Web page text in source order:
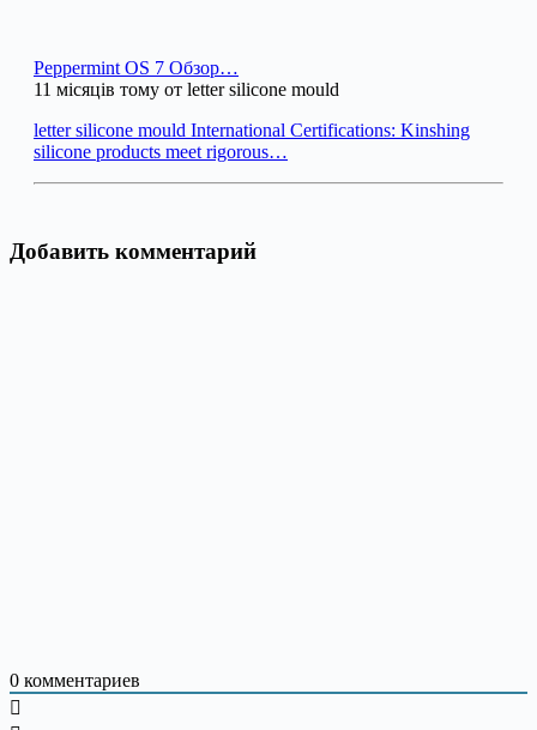
Peppermint OS 7 Обзор…
11 місяців тому от letter silicone mould
letter silicone mould International Certifications: Kinshing
silicone products meet rigorous…
Добавить комментарий
0 комментариев